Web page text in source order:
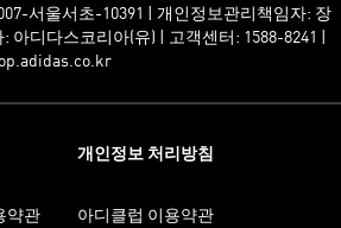
서울서초-10391 | 개인정보관리책임자: 장
아디다스코리아(유) | 고객센터: 1588-8241 |
개인정보 처리방침
약관 아디클럽 이용약관